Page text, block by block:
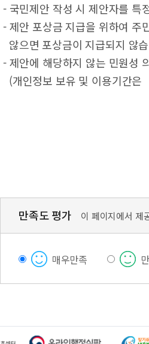
- 국민제안 작성 시 제안자를 특
- 제안 포상금 지급을 위하여 주
않으면 포상금이 지급되지 않
- 제안에 해당하지 않는 민원성
(개인정보 보유 및 이용기간은
만족도 평가 이 페이지에서 제
매우만족